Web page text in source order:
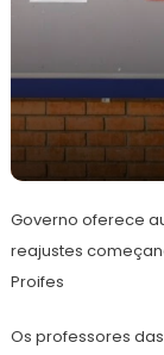
maio
de
Governo oferece
reajustes
Proifes
Os professores